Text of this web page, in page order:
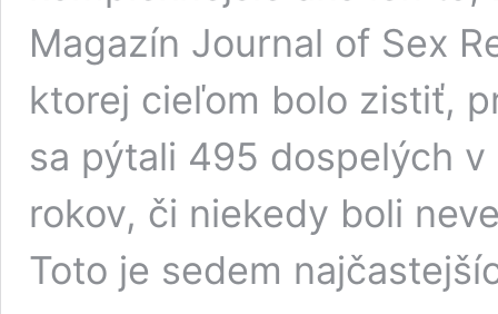
Magazín Journal of Sex
ktorej cieľom bolo zistiť,
sa pýtali 495 dospelých
rokov, či niekedy boli
Toto je sedem